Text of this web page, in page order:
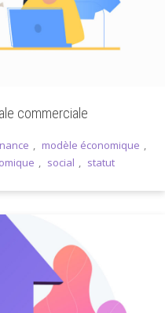
commerciale
, modèle économique ,
, social , statut